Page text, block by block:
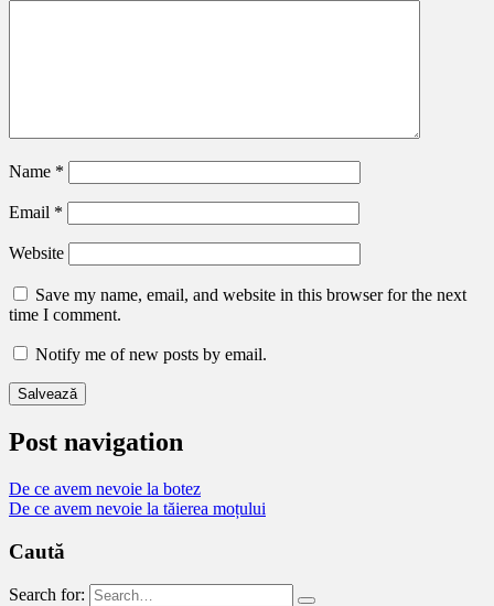
Name *
Email *
Website
Save my name, email, and website in this browser for the next
time I comment.
Notify me of new posts by email.
Post navigation
De ce avem nevoie la botez
De ce avem nevoie la tăierea moțului
Caută
Search for: